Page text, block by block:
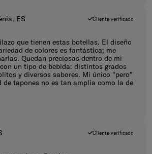
ES Cliente verificado
que tienen estas botellas. El diseño
de colores es fantástica; me
Quedan preciosas dentro de mi
un tipo de bebida: distintos grados
y diversos sabores. Mi único "pero"
de tapones no es tan amplia como la de
Cliente verificado